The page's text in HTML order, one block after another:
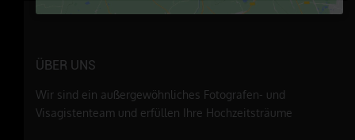
ÜBER UNS
Wir sind ein außergewöhnliches Fotografen- und
Visagistenteam und erfüllen Ihre Hochzeitsträume